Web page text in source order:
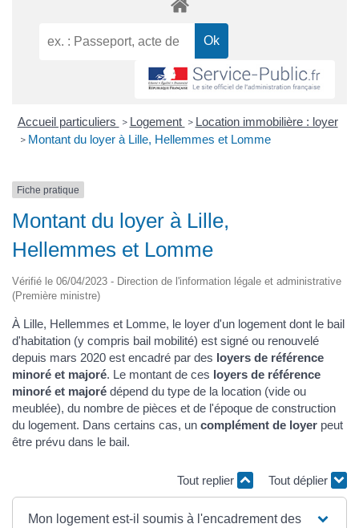
Accueil particuliers > Logement > Location immobilière : loyer
> Montant du loyer à Lille, Hellemmes et Lomme
Fiche pratique
Montant du loyer à Lille,
Hellemmes et Lomme
Vérifié le 06/04/2023 - Direction de l'information légale et administrative
(Première ministre)
À Lille, Hellemmes et Lomme, le loyer d'un logement dont le bail
d'habitation (y compris bail mobilité) est signé ou renouvelé
depuis mars 2020 est encadré par des loyers de référence
minoré et majoré. Le montant de ces loyers de référence
minoré et majoré dépend du type de la location (vide ou
meublée), du nombre de pièces et de l'époque de construction
du logement. Dans certains cas, un complément de loyer peut
être prévu dans le bail.
Tout replier Tout déplier
Mon logement est-il soumis à l'encadrement des